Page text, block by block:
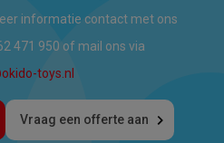
informatie contact met ons
471 950 of mail ons via
toys.nl
Vraag een offerte aan